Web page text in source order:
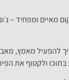
ומפחיד –
להפעיל מאמץ,
ולקטוף את